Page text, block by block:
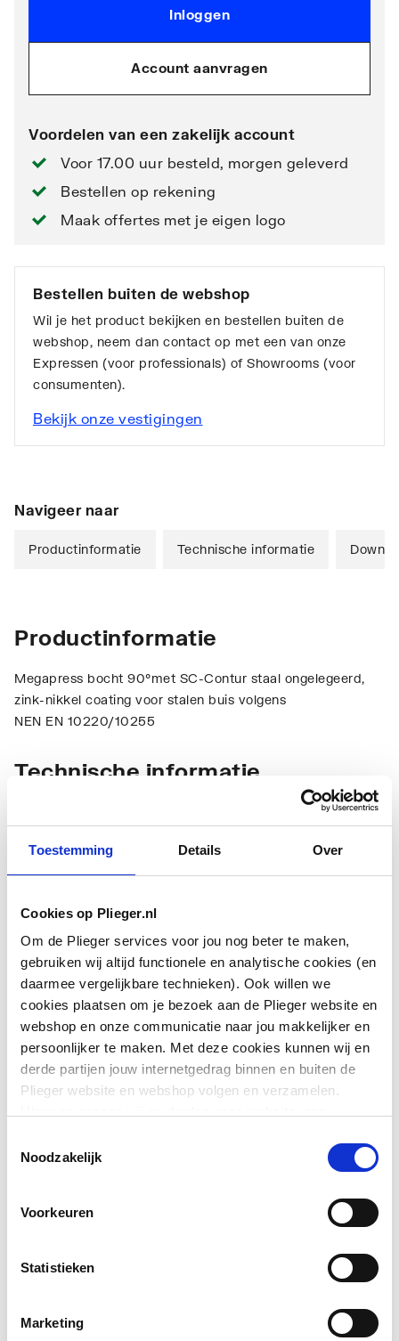
Toestemming Details Over
Cookies op Plieger.nl
Om de Plieger services voor jou nog beter te maken,
gebruiken wij altijd functionele en analytische cookies (en
daarmee vergelijkbare technieken). Ook willen we
cookies plaatsen om je bezoek aan de Plieger website en
webshop en onze communicatie naar jou makkelijker en
persoonlijker te maken. Met deze cookies kunnen wij en
derde partijen jouw internetgedrag binnen en buiten de
Plieger website en webshop volgen en verzamelen.
We slaan je cookievoorkeur op in je browser.
Noodzakelijk
Voorkeuren
Statistieken
Marketing
Inloggen
Account aanvragen
Voordelen van een zakelijk account
Voor 17.00 uur besteld, morgen geleverd
Bestellen op rekening
Maak offertes met je eigen logo
Bestellen buiten de webshop
Wil je het product bekijken en bestellen buiten de
webshop, neem dan contact op met een van onze
Expressen (voor professionals) of Showrooms (voor
consumenten).
Bekijk onze vestigingen
Navigeer naar
Productinformatie Technische informatie
Productinformatie
Megapress bocht 90°met SC-Contur staal ongelegeerd,
zink-nikkel coating voor stalen buis volgens
NEN EN 10220/10255
Technische informatie
Aansluiting 1
Aansluiting 2 Persmof
Afgedopt Nee
Bochthoek 90
Contourcode V
2
FM keur
Toon meer
Downloads
CE_Certificaat